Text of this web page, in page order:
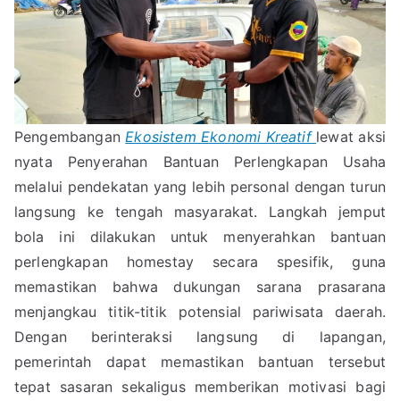
Pengembangan Ekosistem Ekonomi Kreatif lewat aksi
nyata Penyerahan Bantuan Perlengkapan Usaha
melalui pendekatan yang lebih personal dengan turun
langsung ke tengah masyarakat. Langkah jemput
bola ini dilakukan untuk menyerahkan bantuan
perlengkapan homestay secara spesifik, guna
memastikan bahwa dukungan sarana prasarana
menjangkau titik-titik potensial pariwisata daerah.
Dengan berinteraksi langsung di lapangan,
pemerintah dapat memastikan bantuan tersebut
tepat sasaran sekaligus memberikan motivasi bagi